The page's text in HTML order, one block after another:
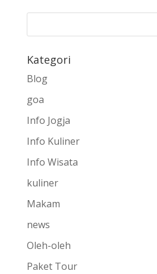
Kategori
Blog
goa
Info Jogja
Info Kuliner
Info Wisata
kuliner
Makam
news
Oleh-oleh
Paket Tour